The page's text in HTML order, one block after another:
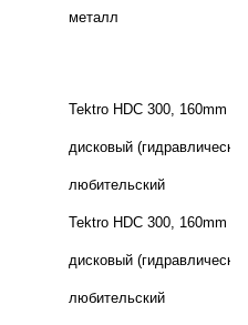
металл
Tektro HDC 300, 160mm
дисковый
любительский
Tektro HDC 300, 160mm
дисковый
любительский